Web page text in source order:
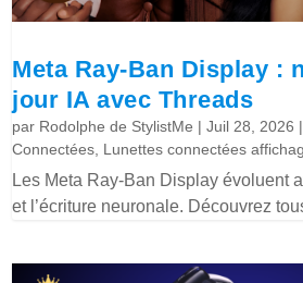
Meta Ray-Ban Display :
jour IA avec Threads
par Rodolphe de StylistMe |Juil 28, 2026
Connectées Lunettes connectées
Les Meta Ray-Ban Display évoluent
et l’écriture neuronale. Découvrez